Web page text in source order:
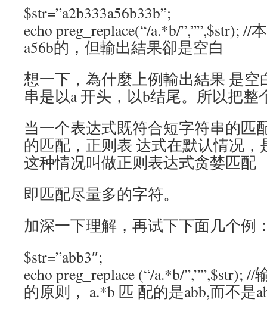
$str=”a2b333a56b33b”;
echo preg_replace(“/a.*b/”,””,$str); //
a56b的，但輸出結果卻是空白
想一下，為什麼上例輸出結果 是空
串是以a 开头，以b结尾。所以把
当一个表达式既符合短字符串的匹
的匹配，正则表 达式在默认情况
这种情况叫做正则表达式贪婪匹配
即匹配尽量多的字符。
加深一下理解，再试下下面几个例
$str=”abb3″;
echo preg_replace (“/a.*b/”,””,$str);
的原则， a.*b 匹 配的是abb,而不是